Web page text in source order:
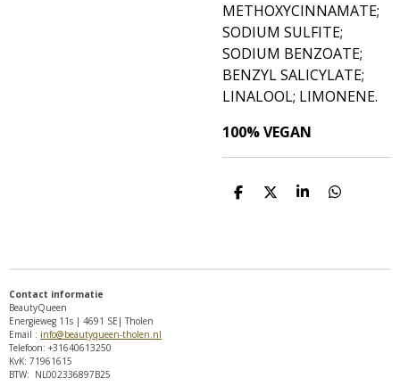
METHOXYCINNAMATE;
SODIUM SULFITE;
SODIUM BENZOATE;
BENZYL SALICYLATE;
LINALOOL; LIMONENE.
100% VEGAN
D
D
S
D
Contact informatie
BeautyQueen
Energieweg 11s | 4691 SE| Tholen
Email : info@beautyqueen-tholen.nl
Telefoon: +31640613250
KvK: 71961615
BTW: NL002336897B25